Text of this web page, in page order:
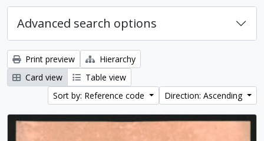
Advanced search options
Print preview
Hierarchy
Card view
Table view
Sort by: Reference code
Direction: Ascending